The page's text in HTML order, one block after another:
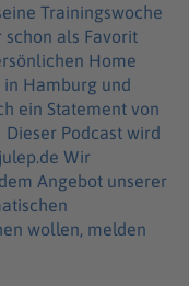
Trainingswoche
als Favorit
Home
Hamburg und
ein Statement von
Wir
Angebot unserer
wollen, melden